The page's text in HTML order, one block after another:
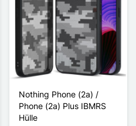
Nothing Phone (2a) /
Phone (2a) Plus IBMRS
Hülle